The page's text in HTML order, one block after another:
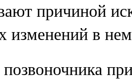
причиной
изменений в